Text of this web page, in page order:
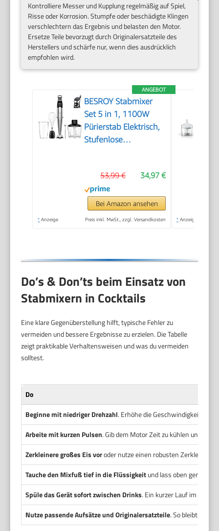
Kontrolliere Messer und Kupplung regelmäßig auf Spiel,
Risse oder Korrosion. Stumpfe oder beschädigte Klingen
verschlechtern das Ergebnis und belasten den Motor.
Ersetze Teile bevorzugt durch Originalersatzteile des
Herstellers und schärfe nur, wenn dies ausdrücklich
empfohlen wird.
ANGEBOT
BESROY Stabmixer
Set 5 in 1, 1100W
Pürierstab Elektrisch,
Stufenlose
Blender inkl.
Zerkleinerer,
Schneebesen,
Milchaufschäumer &
34,97 €
53,99 €
Bei Amazon ansehen
* Anzeige Preis inkl. MwSt., zzgl. Versandkosten * Anzeige
Do’s & Don’ts beim Einsatz von
Stabmixern in Cocktails
Eine klare Gegenüberstellung hilft, typische Fehler zu
vermeiden und bessere Ergebnisse zu erzielen. Die Tabelle
zeigt praktikable Verhaltensweisen und was du vermeiden
solltest.
Do
Beginne mit niedriger Drehzahl. Erhöhe die Geschwindigkeit
Arbeite mit kurzen Pulsen. Gib dem Motor Zeit zu kühlen und
Zerkleinere großes Eis voroder nutze einen robusten
Tauche den Mixfuß tief in die Flüssigkeitund lass oben genug
Spüle das Gerät sofort zwischen Drinks. Ein kurzer Lauf im
Nutze passende Aufsätze und Originalersatzteile. So bleibt